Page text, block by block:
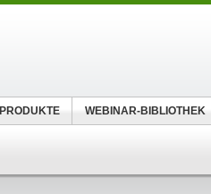
PRODUKTE WEBINAR-BIBLIOTHEK